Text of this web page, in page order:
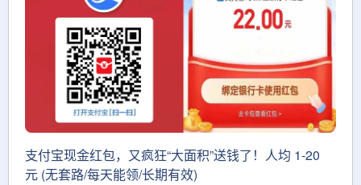
支付宝现金红包，又疯狂“大面积”送钱了！人均 1-20
元 (无套路/每天能领/长期有效)